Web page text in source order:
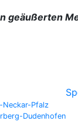
geäußerten
Neckar-Pfalz
Dudenhofen